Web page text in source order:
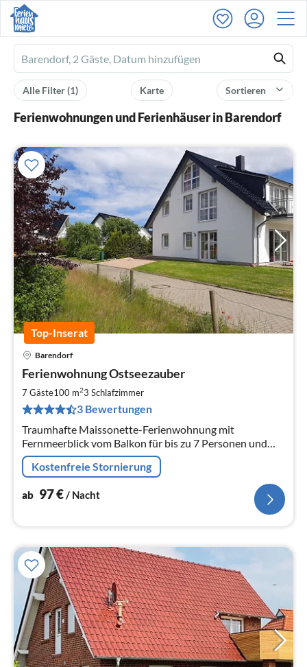
Ferienhausmiete
logo
Sortieren
Karte
Alle Filter(1)
Ferienwohnungen und Ferienhäuser in Barendorf
Top-Inserat
Barendorf
Ferienwohnung Ostseezauber
7 Gäste100 m23 Schlafzimmer
3 Bewertungen
Traumhafte Maissonette-Ferienwohnung mit
Fernmeerblick vom Balkon für bis zu 7 Personen und
zwei Bädern - 800 Meter vom Naturstrand entfernt
Kostenfreie Stornierung
ab 97€/ Nacht